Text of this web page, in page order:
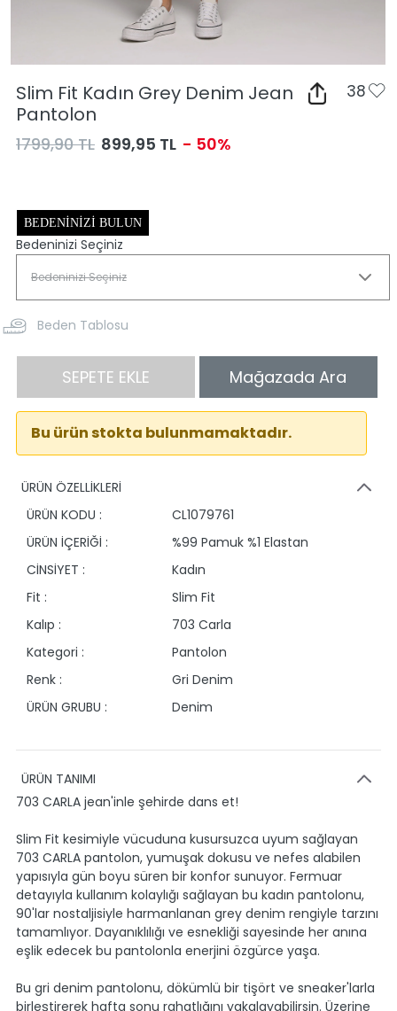
Slim Fit Kadın Grey Denim Jean
Pantolon
38
1799,90 TL 899,95 TL - 50%
BEDENINIZI BULUN
Bedeninizi Seçiniz
Beden Tablosu
SEPETE EKLE Mağazada Ara
Bu ürün stokta bulunmamaktadır.
ÜRÜN ÖZELLİKLERİ
ÜRÜN KODU :
CL1079761
ÜRÜN İÇERİĞİ :
%99 Pamuk %1 Elastan
CİNSİYET :
Kadın
Fit :
Slim Fit
Kalıp :
703 Carla
Kategori :
Pantolon
Renk :
Gri Denim
ÜRÜN GRUBU :
Denim
ÜRÜN TANIMI
703 CARLA jean'inle şehirde dans et!
Slim Fit kesimiyle vücuduna kusursuzca uyum sağlayan
703 CARLA pantolon, yumuşak dokusu ve nefes alabilen
yapısıyla gün boyu süren bir konfor sunuyor. Fermuar
detayıyla kullanım kolaylığı sağlayan bu kadın pantolonu,
90'lar nostaljisiyle harmanlanan grey denim rengiyle tarzını
tamamlıyor. Dayanıklılığı ve esnekliği sayesinde her anına
eşlik edecek bu pantolonla enerjini özgürce yaşa.
Bu gri denim pantolonu, dökümlü bir tişört ve sneaker'larla
birleştirerek hafta sonu rahatlığını yakalayabilirsin. Üzerine